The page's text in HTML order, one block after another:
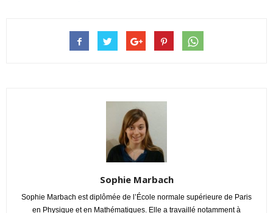
Sophie Marbach
Sophie Marbach est diplômée de l’École normale supérieure de Paris
en Physique et en Mathématiques. Elle a travaillé notamment à